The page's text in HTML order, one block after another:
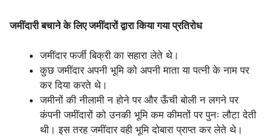
जमींदारी बचाने के लिए जमींदारों द्वारा किया गया प्रतिरोध
जमींदार फर्जी बिक्री का सहारा लेते थे।
कुछ जमींदार अपनी भूमि को अपनी माता या पत्नी के नाम पर
कर दिया करते थे।
जमीनों की नीलामी न होने पर और ऊँची बोली न लगने पर
कंपनी जमींदारों को उनकी भूमि कम कीमतों पर पुनः लौटा देती
थी। इस तरह जमींदार वही भूमि दोबारा प्राप्त कर लेते थे।